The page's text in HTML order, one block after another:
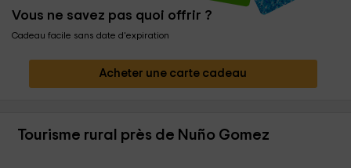
Vous ne savez pas quoi offrir ?
Cadeau facile sans date d'expiration
Acheter une carte cadeau
Tourisme rural près de Nuño Gomez